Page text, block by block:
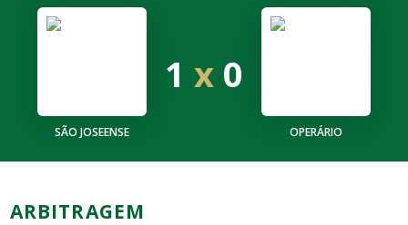
SÃO JOSEENSE
1 x 0
OPERÁRIO
ARBITRAGEM